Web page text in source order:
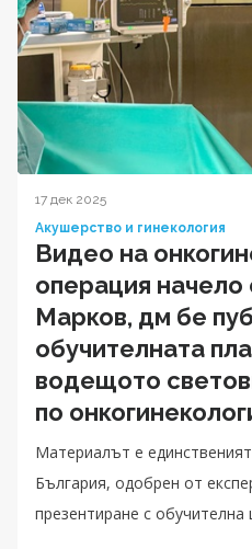
17 дек 2025
Акушерство и гинекология
Видео на
операция
Марков, дм бе
обучителната
водещото
по
Материалът е
България, одобрен от
презентиране с обучителна